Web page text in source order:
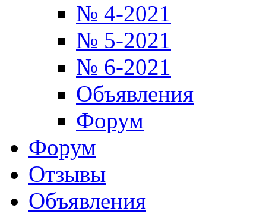
№ 4-2021
№ 5-2021
№ 6-2021
Объявления
Форум
Форум
Отзывы
Объявления